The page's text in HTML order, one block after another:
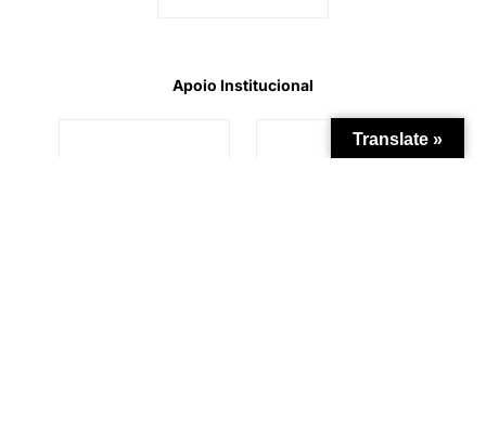
Apoio Institucional
Translate »